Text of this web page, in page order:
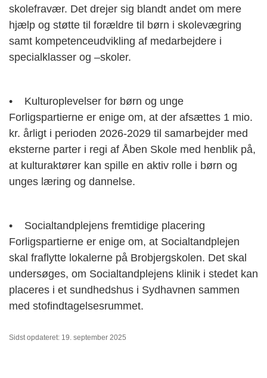
skolefravær. Det drejer sig blandt andet om mere
hjælp og støtte til forældre til børn i skolevægring
samt kompetenceudvikling af medarbejdere i
specialklasser og –skoler.
• Kulturoplevelser for børn og unge
Forligspartierne er enige om, at der afsættes 1 mio.
kr. årligt i perioden 2026-2029 til samarbejder med
eksterne parter i regi af Åben Skole med henblik på,
at kulturaktører kan spille en aktiv rolle i børn og
unges læring og dannelse.
• Socialtandplejens fremtidige placering
Forligspartierne er enige om, at Socialtandplejen
skal fraflytte lokalerne på Brobjergskolen. Det skal
undersøges, om Socialtandplejens klinik i stedet kan
placeres i et sundhedshus i Sydhavnen sammen
med stofindtagelsesrummet.
Sidst opdateret: 19. september 2025